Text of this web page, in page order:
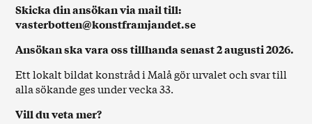
Skicka din ansökan via mail till:
vasterbotten@konstframjandet.se
Ansökan ska vara oss tillhanda senast 2 augusti 2026.
Ett lokalt bildat konstråd i Malå gör urvalet och svar till
alla sökande ges under vecka 33.
Vill du veta mer?